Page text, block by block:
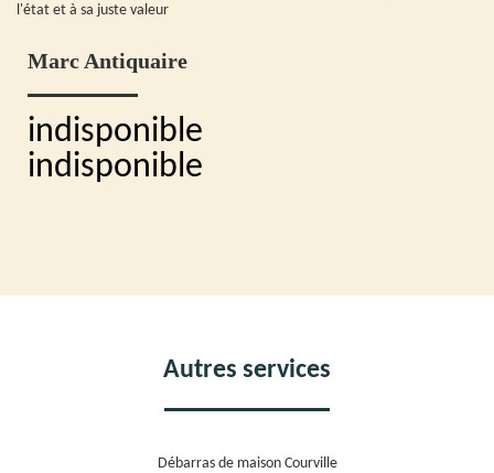
l'état et à sa juste valeur
Marc Antiquaire
indisponible
indisponible
Autres services
Débarras de maison Courville